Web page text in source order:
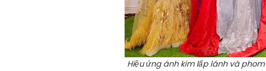
Hiệu ứng ánh kim lấp lánh và